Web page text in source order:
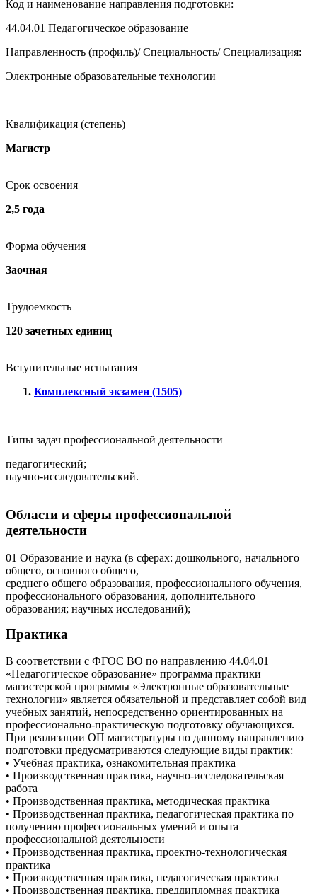
Код и наименование направления подготовки:
44.04.01 Педагогическое образование
Направленность (профиль)/ Специальность/ Специализация:
Электронные образовательные технологии
Квалификация (степень)
Магистр
Срок освоения
2,5 года
Форма обучения
Заочная
Трудоемкость
120 зачетных единиц
Вступительные испытания
Комплексный экзамен (1505)
Типы задач профессиональной деятельности
педагогический;
научно-исследовательский.
Области и сферы профессиональной
деятельности
01 Образование и наука (в сферах: дошкольного, начального
общего, основного общего,
среднего общего образования, профессионального обучения,
профессионального образования, дополнительного
образования; научных исследований);
Практика
В соответствии с ФГОС ВО по направлению 44.04.01
«Педагогическое образование» программа практики
магистерской программы «Электронные образовательные
технологии» является обязательной и представляет собой вид
учебных занятий, непосредственно ориентированных на
профессионально-практическую подготовку обучающихся.
При реализации ОП магистратуры по данному направлению
подготовки предусматриваются следующие виды практик:
• Учебная практика, ознакомительная практика
• Производственная практика, научно-исследовательская
работа
• Производственная практика, методическая практика
• Производственная практика, педагогическая практика по
получению профессиональных умений и опыта
профессиональной деятельности
• Производственная практика, проектно-технологическая
практика
• Производственная практика, педагогическая практика
• Производственная практика, преддипломная практика